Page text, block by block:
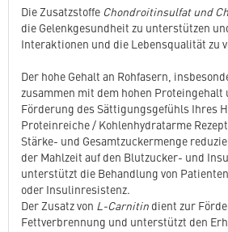
Die Zusatzstoffe Chondroitinsulfat und
die Gelenkgesundheit zu unterstützen
Interaktionen und die Lebensqualität zu
Der hohe Gehalt an Rohfasern,
zusammen mit dem hohen
Förderung des Sättigungsgefühls Ihres
Proteinreiche / Kohlenhydratarme
Stärke- und Gesamtzuckermenge
der Mahlzeit auf den Blutzucker- und
unterstützt die Behandlung von
oder Insulinresistenz.
Der Zusatz von L-Carnitin dient zur
Fettverbrennung und unterstützt den